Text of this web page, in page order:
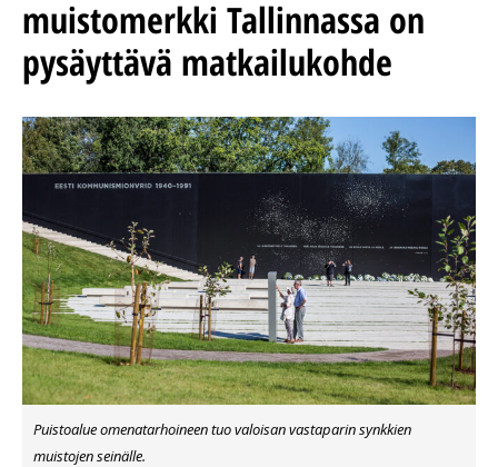
muistomerkki Tallinnassa on
pysäyttävä matkailukohde
Puistoalue omenatarhoineen tuo valoisan vastaparin synkkien
muistojen seinälle.